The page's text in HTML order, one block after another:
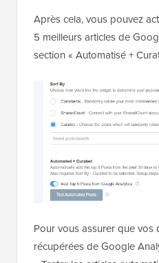
Après cela, vous pouvez
5 meilleurs articles de
section « Automatisé +
Pour vous assurer que vos
récupérées de Google